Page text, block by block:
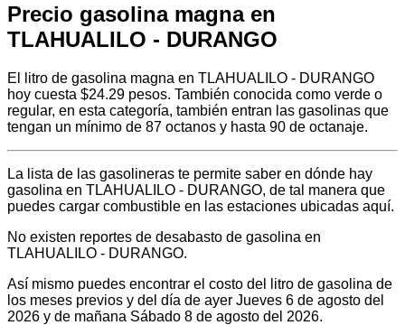
Precio gasolina magna en
TLAHUALILO - DURANGO
El litro de gasolina magna en TLAHUALILO - DURANGO
hoy cuesta $24.29 pesos. También conocida como verde o
regular, en esta categoría, también entran las gasolinas que
tengan un mínimo de 87 octanos y hasta 90 de octanaje.
La lista de las gasolineras te permite saber en dónde hay
gasolina en TLAHUALILO - DURANGO, de tal manera que
puedes cargar combustible en las estaciones ubicadas aquí.
No existen reportes de desabasto de gasolina en
TLAHUALILO - DURANGO.
Así mismo puedes encontrar el costo del litro de gasolina de
los meses previos y del día de ayer Jueves 6 de agosto del
2026 y de mañana Sábado 8 de agosto del 2026.